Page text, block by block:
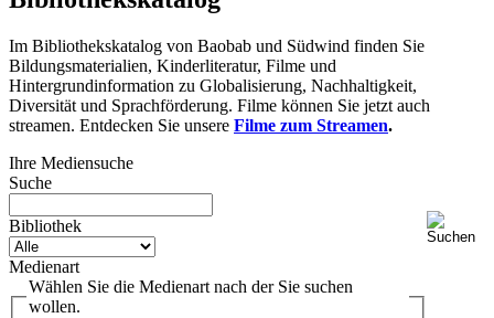
Im Bibliothekskatalog von Baobab und Südwind finden Sie
Bildungsmaterialien, Kinderliteratur, Filme und
Hintergrundinformation zu Globalisierung, Nachhaltigkeit,
Diversität und Sprachförderung. Filme können Sie jetzt auch
streamen. Entdecken Sie unsere Filme zum Streamen.
Ihre Mediensuche
Suche
Bibliothek
Medienart
Wählen Sie die Medienart nach der Sie suchen
wollen.